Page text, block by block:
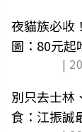
夜貓族必收
圖：80元起
|
別只去士林
食：江振誠